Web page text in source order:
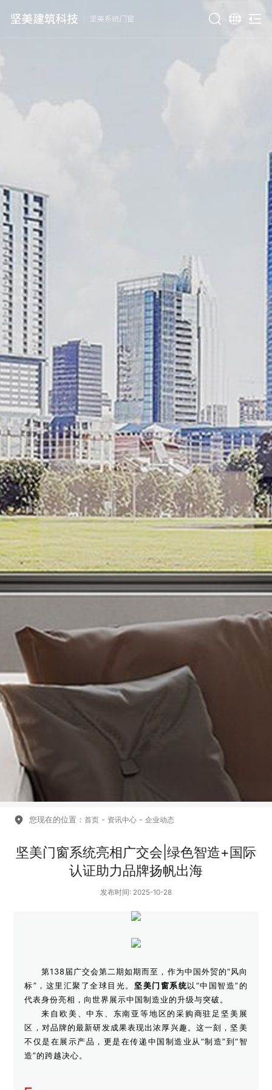
您现在的位置：首页 - 资讯中心 -企业动态
坚美门窗系统亮相广交会|绿色智造+国际
认证助力品牌扬帆出海
发布时间: 2025-10-28
第138届广交会第二期如期而至，作为中国外贸的“风向
标”，这里汇聚了全球目光。 坚美门窗系统以“中国智造”的
代表身份亮相，向世界展示中国制造业的升级与突破。
来自欧美、中东、东南亚等地区的采购商驻足坚美展
区，对品牌的最新研发成果表现出浓厚兴趣。这一刻，坚美
不仅是在展示产品，更是在传递中国制造业从“制造”到“智
造”的跨越决心。